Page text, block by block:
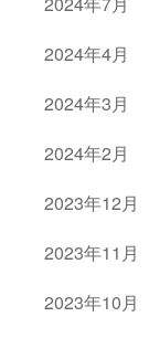
2024年4月
2024年3月
2024年2月
2023年12月
2023年11月
2023年10月